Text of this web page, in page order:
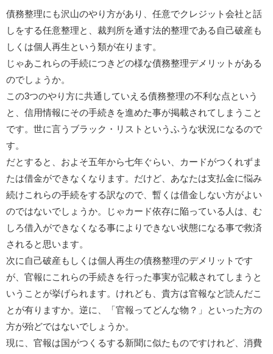
債務整理にも沢山のやり方があり、任意でクレジット会社と話
しをする任意整理と、裁判所を通す法的整理である自己破産も
しくは個人再生という類が在ります。
じゃあこれらの手続につきどの様な債務整理デメリットがある
のでしょうか。
この3つのやり方に共通していえる債務整理の不利な点という
と、信用情報にその手続きを進めた事が掲載されてしまうこと
です。世に言うブラック・リストというふうな状況になるので
す。
だとすると、およそ五年から七年ぐらい、カードがつくれずま
たは借金ができなくなります。だけど、あなたは支払金に悩み
続けこれらの手続をする訳なので、暫くは借金しない方がよい
のではないでしょうか。じゃカード依存に陥っている人は、む
しろ借入ができなくなる事によりできない状態になる事で救済
されると思います。
次に自己破産もしくは個人再生の債務整理のデメリットです
が、官報にこれらの手続きを行った事実が記載されてしまうと
いうことが挙げられます。けれども、貴方は官報など読んだこ
とが有りますか。逆に、「官報ってどんな物？」といった方の
方が殆どではないでしょうか。
現に、官報は国がつくるする新聞に似たものですけれど、消費